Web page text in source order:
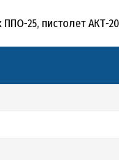
25, пистолет АКТ-